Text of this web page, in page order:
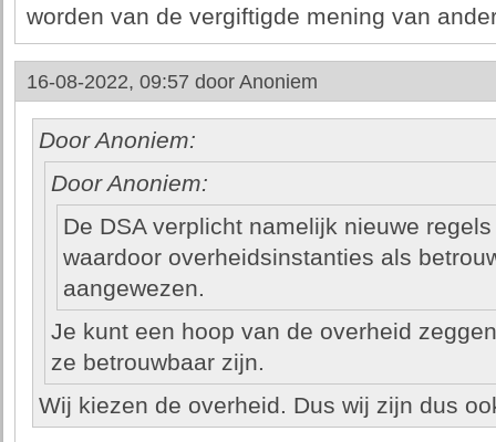
worden van de vergiftigde mening van
16-08-2022, 09:57 door Anoniem
Door Anoniem:
Door Anoniem:
De DSA verplicht namelijk nieuwe
waardoor overheidsinstanties als
aangewezen.
Je kunt een hoop van de overheid
ze betrouwbaar zijn.
Wij kiezen de overheid. Dus wij zijn dus